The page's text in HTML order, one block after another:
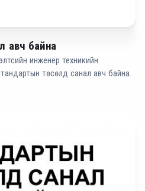
авч байна
инженер техникийн
төсөлд санал авч байна.